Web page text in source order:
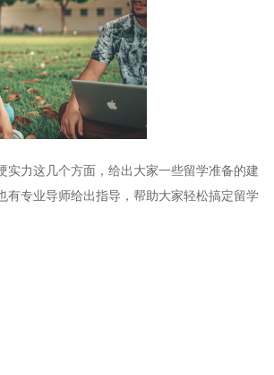
力这几个方面，给出大家一些留学准备的建
专业导师给出指导，帮助大家轻松搞定留学